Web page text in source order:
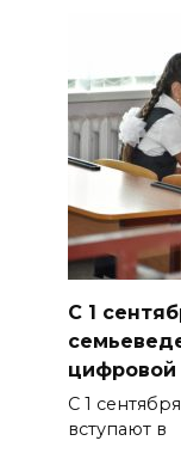
Снова
06
Дону
06
В
С 1
цифровой
С 1
вступают в